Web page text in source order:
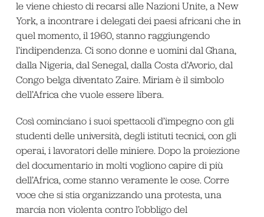
le viene chiesto di recarsi alle Nazioni Unite, a New
York, a incontrare i delegati dei paesi africani che in
quel momento, il 1960, stanno raggiungendo
l’indipendenza. Ci sono donne e uomini dal Ghana,
dalla Nigeria, dal Senegal, dalla Costa d’Avorio, dal
Congo belga diventato Zaire. Miriam è il simbolo
dell’Africa che vuole essere libera.
Così cominciano i suoi spettacoli d’impegno con gli
studenti delle università, degli istituti tecnici, con gli
operai, i lavoratori delle miniere. Dopo la proiezione
del documentario in molti vogliono capire di più
dell’Africa, come stanno veramente le cose. Corre
voce che si stia organizzando una protesta, una
marcia non violenta contro l’obbligo del